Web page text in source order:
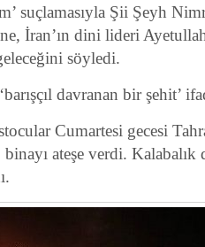
suçlamasıyla Şii Şeyh
İran’ın dini lideri
söyledi.
davranan bir şehit’
Cumartesi gecesi
ateşe verdi. Kalabalık